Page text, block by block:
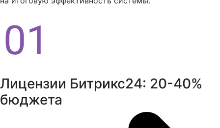
Лицензии Битрикс24: 20-40%
бюджета